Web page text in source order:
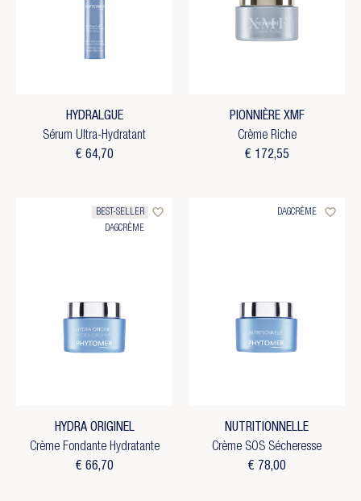
HYDRALGUE
Sérum Ultra-Hydratant
€ 64,70
PIONNIÈRE XMF
Crème Riche
€ 172,55
BEST-SELLER
DAGCRÈME
favorite_border
HYDRA ORIGINEL
Crème Fondante Hydratante
€ 66,70
DAGCRÈME favorite_border
NUTRITIONNELLE
Crème SOS Sécheresse
€ 78,00